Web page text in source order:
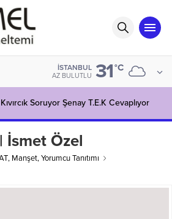
İSTANBUL
AZ BULUTLU 31°C
Soruyor Şenay T.E.K Cevaplıyor
İsmet Özel
, Manşet,Yorumcu Tanıtımı